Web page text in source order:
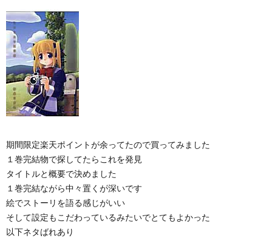
期間限定楽天ポイントが余ってたので買ってみました
１巻完結物で探してたらこれを発見
タイトルと概要で決めました
１巻完結ながら中々置くが深いです
絵でストーリを語る感じがいい
そして設定もこだわっているみたいでとてもよかった
以下ネタばれあり